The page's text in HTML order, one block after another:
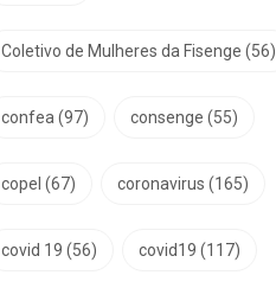
Coletivo de Mulheres da Fisenge (56)
confea (97) consenge (55)
copel (67) coronavirus (165)
covid 19 (56) covid19 (117)